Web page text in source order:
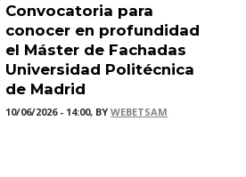
Convocatoria para
conocer en profundidad
el Máster de Fachadas
Universidad Politécnica
de Madrid
10/06/2026 - 14:00, BYWEBETSAM